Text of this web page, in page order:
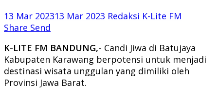
13 Mar 202313 Mar 2023 Redaksi K-Lite FM
Share Send
K-LITE FM BANDUNG,- Candi Jiwa di Batujaya
Kabupaten Karawang berpotensi untuk menjadi
destinasi wisata unggulan yang dimiliki oleh
Provinsi Jawa Barat.